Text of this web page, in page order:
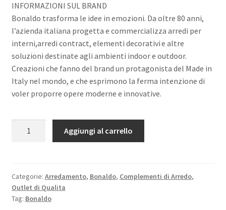
INFORMAZIONI SUL BRAND
Bonaldo trasforma le idee in emozioni. Da oltre 80 anni,
l’azienda italiana progetta e commercializza arredi per
interni,arredi contract, elementi decorativi e altre
soluzioni destinate agli ambienti indoor e outdoor.
Creazioni che fanno del brand un protagonista del Made in
Italy nel mondo, e che esprimono la ferma intenzione di
voler proporre opere moderne e innovative.
NERO
PIANO
IN
Aggiungi al carrello
Categorie: Arredamento, Bonaldo, Complementi di Arredo,
Outlet di Qualita
Tag: Bonaldo